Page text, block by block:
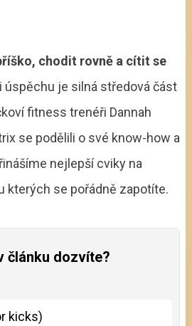
chodit rovně a cítit se
úspěchu je silná středová část
fitness trenéři Dannah
se podělili o své know-how a
nejlepší cviky na
kterých se pořádně zapotíte.
článku dozvíte?
kicks)